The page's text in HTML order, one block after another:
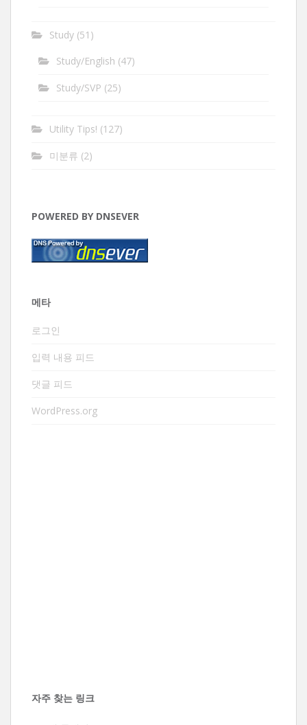
Study (51)
Study/English (47)
Study/SVP (25)
Utility Tips! (127)
미분류 (2)
POWERED BY DNSEVER
메타
로그인
입력 내용 피드
댓글 피드
WordPress.org
자주 찾는 링크